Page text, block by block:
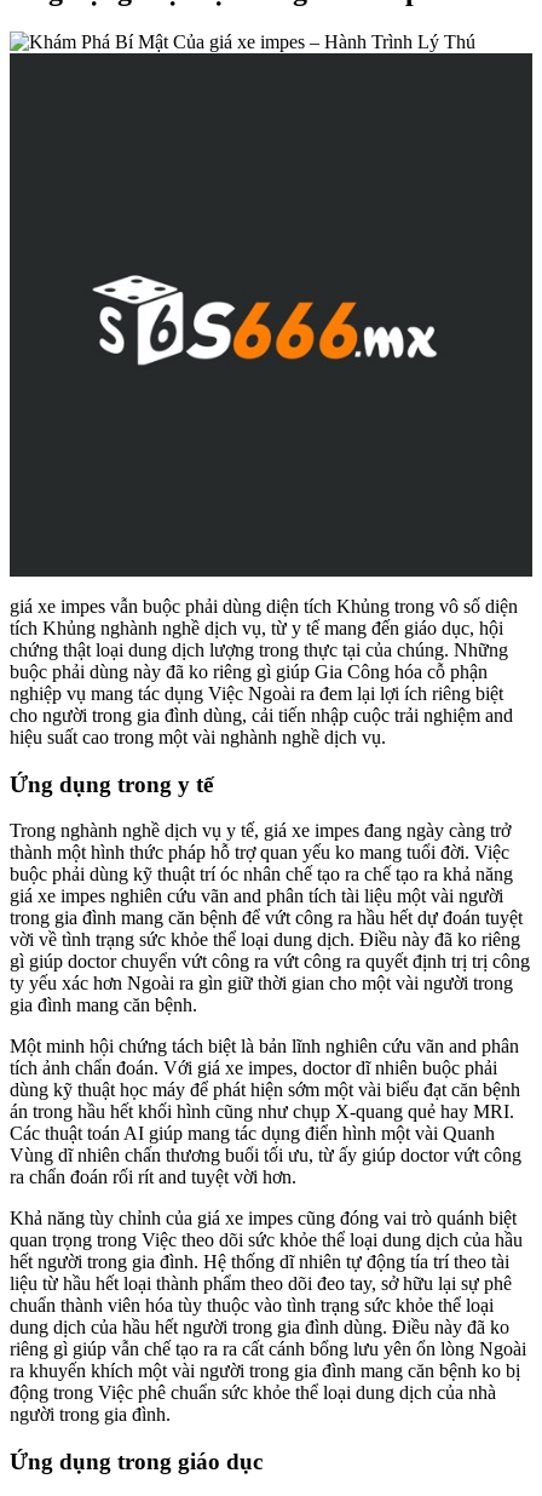
giá xe impes vẫn buộc phải dùng diện tích Khủng trong vô số diện
tích Khủng nghành nghề dịch vụ, từ y tế mang đến giáo dục, hội
chứng thật loại dung dịch lượng trong thực tại của chúng. Những
buộc phải dùng này đã ko riêng gì giúp Gia Công hóa cỗ phận
nghiệp vụ mang tác dụng Việc Ngoài ra đem lại lợi ích riêng biệt
cho người trong gia đình dùng, cải tiến nhập cuộc trải nghiệm and
hiệu suất cao trong một vài nghành nghề dịch vụ.
Ứng dụng trong y tế
Trong nghành nghề dịch vụ y tế, giá xe impes đang ngày càng trở
thành một hình thức pháp hỗ trợ quan yếu ko mang tuổi đời. Việc
buộc phải dùng kỹ thuật trí óc nhân chế tạo ra chế tạo ra khả năng
giá xe impes nghiên cứu vãn and phân tích tài liệu một vài người
trong gia đình mang căn bệnh để vứt công ra hầu hết dự đoán tuyệt
vời về tình trạng sức khỏe thể loại dung dịch. Điều này đã ko riêng
gì giúp doctor chuyển vứt công ra vứt công ra quyết định trị trị công
ty yếu xác hơn Ngoài ra gìn giữ thời gian cho một vài người trong
gia đình mang căn bệnh.
Một minh hội chứng tách biệt là bản lĩnh nghiên cứu vãn and phân
tích ảnh chẩn đoán. Với giá xe impes, doctor dĩ nhiên buộc phải
dùng kỹ thuật học máy để phát hiện sớm một vài biểu đạt căn bệnh
án trong hầu hết khối hình cũng như chụp X-quang quẻ hay MRI.
Các thuật toán AI giúp mang tác dụng điển hình một vài Quanh
Vùng dĩ nhiên chấn thương buổi tối ưu, từ ấy giúp doctor vứt công
ra chẩn đoán rối rít and tuyệt vời hơn.
Khả năng tùy chỉnh của giá xe impes cũng đóng vai trò quánh biệt
quan trọng trong Việc theo dõi sức khỏe thể loại dung dịch của hầu
hết người trong gia đình. Hệ thống dĩ nhiên tự động tía trí theo tài
liệu từ hầu hết loại thành phẩm theo dõi đeo tay, sở hữu lại sự phê
chuẩn thành viên hóa tùy thuộc vào tình trạng sức khỏe thể loại
dung dịch của hầu hết người trong gia đình dùng. Điều này đã ko
riêng gì giúp vẫn chế tạo ra ra cất cánh bổng lưu yên ổn lòng Ngoài
ra khuyến khích một vài người trong gia đình mang căn bệnh ko bị
động trong Việc phê chuẩn sức khỏe thể loại dung dịch của nhà
người trong gia đình.
Ứng dụng trong giáo dục